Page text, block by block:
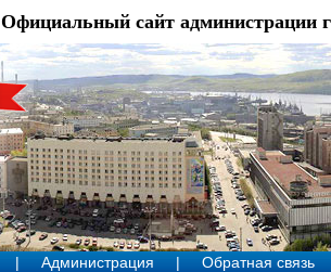
Официальный сайт администрации
| Администрация | Обратная связь